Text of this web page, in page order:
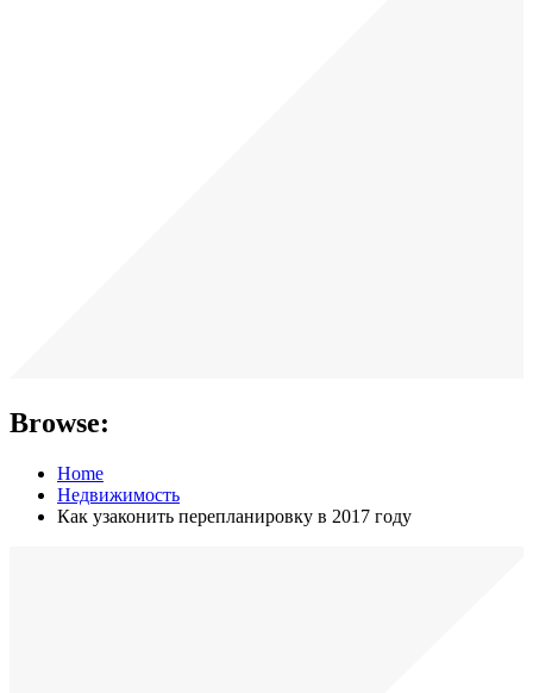
Browse:
Home
Недвижимость
Как узаконить перепланировку в 2017 году